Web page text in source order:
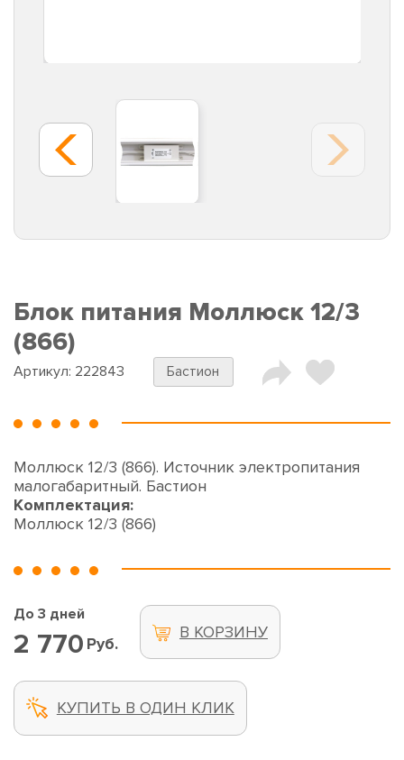
Блок питания Моллюск 12/3
(866)
Артикул: 222843 Бастион
Моллюск 12/3 (866). Источник электропитания
малогабаритный. Бастион
Комплектация:
Моллюск 12/3 (866)
До 3 дней
2 770 Руб.
В КОРЗИНУ
КУПИТЬ В ОДИН КЛИК